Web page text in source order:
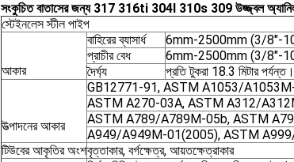
সংকুচিত বাতাসের জন্য 317 316ti 304l 310s 309 উজ্জ্বল
স্টেইনলেস স্টীল পাইপ
আকার
বাহিরের ব্যাসার্ধ
6mm-2500mm (3/8"-
প্রাচীর বেধ
6mm-2500mm (3/8"-
দৈর্ঘ্য
প্রতি টুকরা 18.3 মিটার পর্যন্ত।
উত্পাদনের আকার
GB12771-91, ASTM A1053/
ASTM A270-03A, ASTM A312/
ASTM A789/A789M-05b, ASTM
A949/A949M-01(2005), ASTM
টিউবের আকৃতির অংশবৃত্তাকার, বর্গক্ষেত্র, আয়তক্ষেত্রাকার